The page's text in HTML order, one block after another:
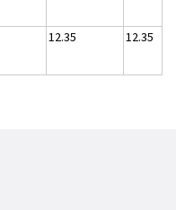
12.35 12.35